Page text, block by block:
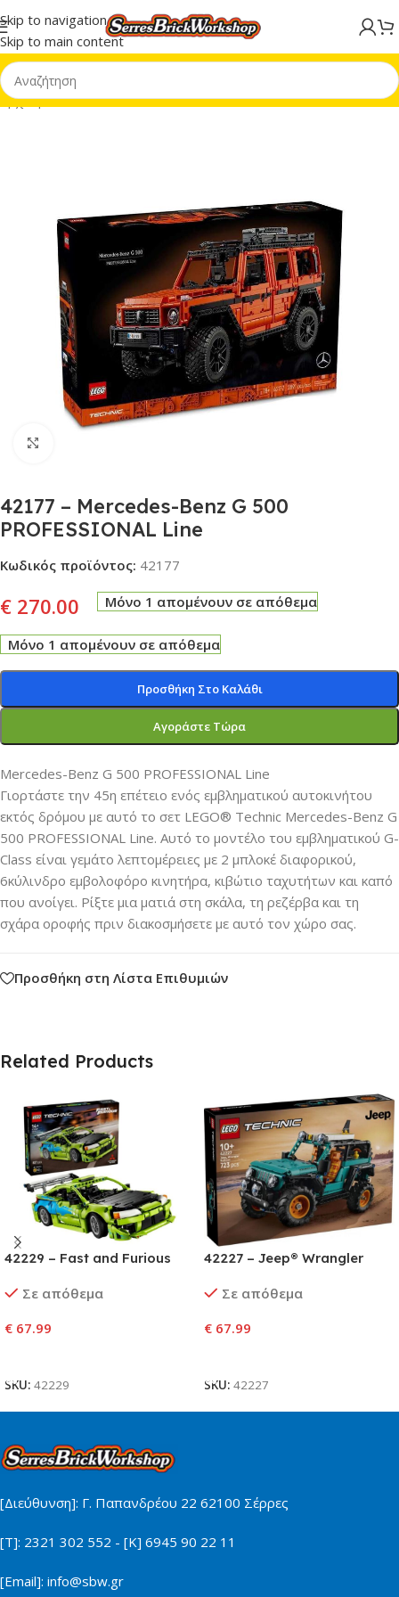
Skip to navigation
Skip to main content
Αρχική σελίδα/LEGO® Technic
42177 – Mercedes-Benz G 500
PROFESSIONAL Line
Κωδικός προϊόντος: 42177
€ 270.00 Μόνο 1 απομένουν σε απόθεμα
Μόνο 1 απομένουν σε απόθεμα
Προσθήκη Στο Καλάθι
Αγοράστε Τώρα
Mercedes-Benz G 500 PROFESSIONAL Line
Γιορτάστε την 45η επέτειο ενός εμβληματικού αυτοκινήτου
εκτός δρόμου με αυτό το σετ LEGO® Technic Mercedes-Benz G
500 PROFESSIONAL Line. Αυτό το μοντέλο του εμβληματικού G-
Class είναι γεμάτο λεπτομέρειες με 2 μπλοκέ διαφορικού,
6κύλινδρο εμβολοφόρο κινητήρα, κιβώτιο ταχυτήτων και καπό
που ανοίγει. Ρίξτε μια ματιά στη σκάλα, τη ρεζέρβα και τη
σχάρα οροφής πριν διακοσμήσετε με αυτό τον χώρο σας.
Προσθήκη στη Λίστα Επιθυμιών
Related Products
42229 – Fast and Furious
Σε απόθεμα
€ 67.99
SKU: 42229
42227 – Jeep® Wrangler
Σε απόθεμα
€ 67.99
SKU: 42227
[Διεύθυνση]: Γ. Παπανδρέου 22 62100 Σέρρες
[Τ]: 2321 302 552 - [Κ] 6945 90 22 11
[Email]: info@sbw.gr